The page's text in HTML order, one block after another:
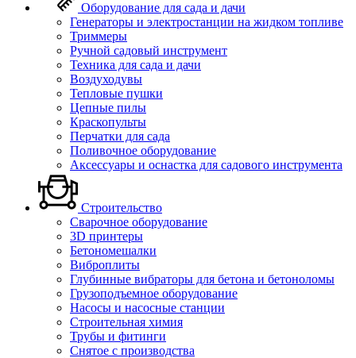
Оборудование для сада и дачи
Генераторы и электростанции на жидком топливе
Триммеры
Ручной садовый инструмент
Техника для сада и дачи
Воздуходувы
Тепловые пушки
Цепные пилы
Краскопульты
Перчатки для сада
Поливочное оборудование
Аксессуары и оснастка для садового инструмента
Строительство
Сварочное оборудование
3D принтеры
Бетономешалки
Виброплиты
Глубинные вибраторы для бетона и бетоноломы
Грузоподъемное оборудование
Насосы и насосные станции
Строительная химия
Трубы и фитинги
Снятое с производства